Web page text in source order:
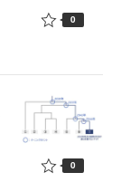
0
0